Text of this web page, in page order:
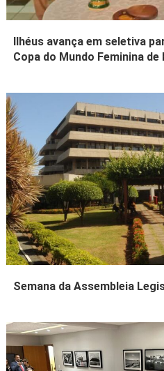
Ilhéus avança em seletiva
Copa do Mundo Feminina de
Semana da Assembleia